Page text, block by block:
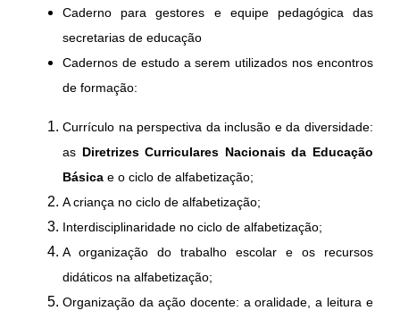
Caderno para gestores e equipe pedagógica das
secretarias de educação
Cadernos de estudo a serem utilizados nos encontros
de formação:
Currículo na perspectiva da inclusão e da diversidade:
as Diretrizes Curriculares Nacionais da Educação
Básica e o ciclo de alfabetização;
A criança no ciclo de alfabetização;
Interdisciplinaridade no ciclo de alfabetização;
A organização do trabalho escolar e os recursos
didáticos na alfabetização;
Organização da ação docente: a oralidade, a leitura e